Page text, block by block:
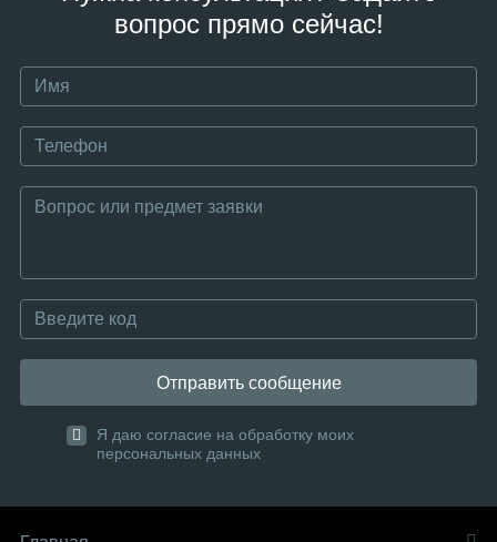
вопрос прямо сейчас!
Отправить сообщение
Я даю согласие на обработку моих
персональных данных